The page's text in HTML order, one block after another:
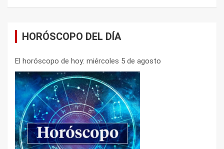
HORÓSCOPO DEL DÍA
El horóscopo de hoy: miércoles 5 de agosto